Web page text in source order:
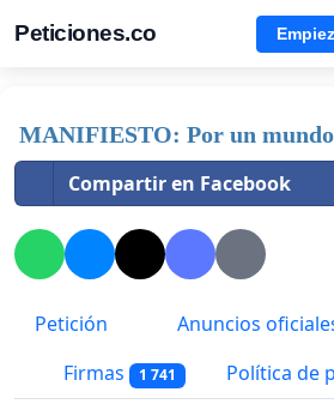
Peticiones.co
MANIFIESTO: Por un mundo
Compartir en Facebook
Petición Anuncios
Firmas 1 741 Política de